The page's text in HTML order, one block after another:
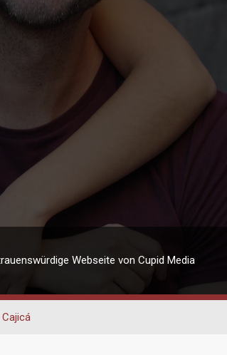
Webseite von Cupid Media
Cajicá